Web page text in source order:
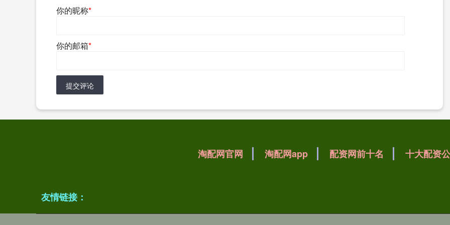
你的昵称*
你的邮箱*
提交评论
淘配网官网 淘配网app 配资网前十名 十大配资
友情链接：